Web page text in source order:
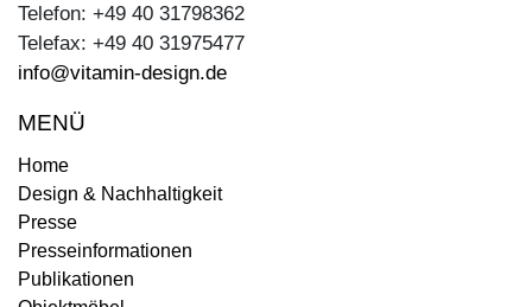
Telefon: +49 40 31798362
Telefax: +49 40 31975477
info@vitamin-design.de
MENÜ
Home
Design & Nachhaltigkeit
Presse
Presseinformationen
Publikationen